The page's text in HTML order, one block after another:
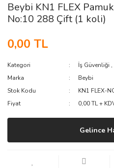
Beybi KN1 FLEX
No:10 288 Çift (1 koli)
0,00 TL
Kategori İş Güvenliği ,
Marka
Beybi
Stok Kodu
KN1 FLEX-
Fiyat
0,00 TL +
Gelince